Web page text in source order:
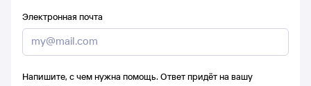
Электронная почта
Напишите, с чем нужна помощь. Ответ придёт на вашу